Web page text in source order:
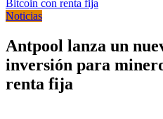
Noticias
Antpool lanza un
inversión para
renta fija